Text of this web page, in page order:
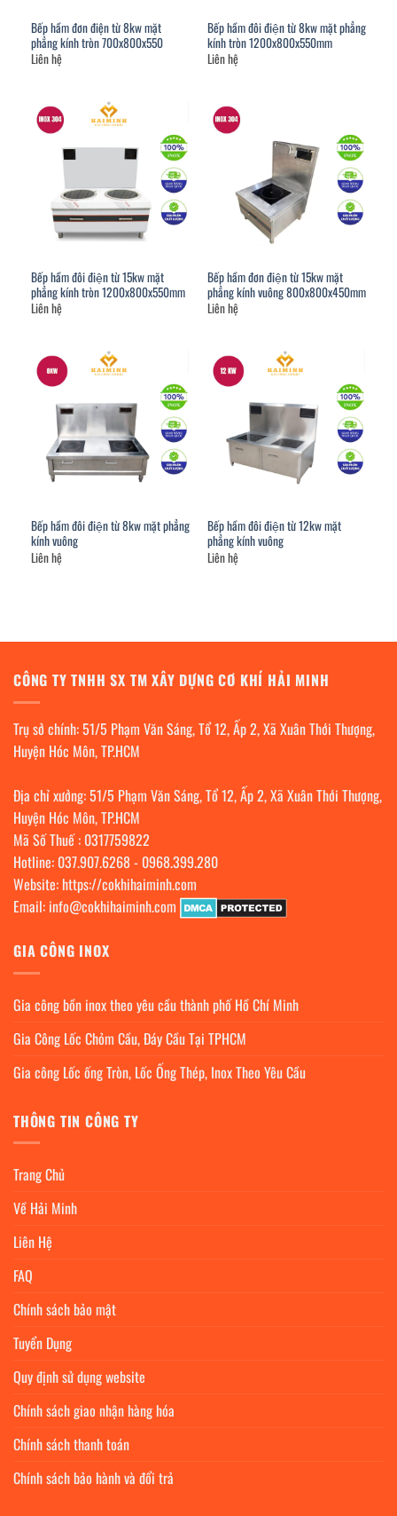
Bếp hầm đơn điện từ 8kw mặt
phẳng kính tròn 700x800x550
Liên hệ
Bếp hầm đôi điện từ 8kw mặt phẳng
kính tròn 1200x800x550mm
Liên hệ
Bếp hầm đôi điện từ 15kw mặt
phẳng kính tròn 1200x800x550mm
Liên hệ
Bếp hầm đơn điện từ 15kw mặt
phẳng kính vuông 800x800x450mm
Liên hệ
Bếp hầm đôi điện từ 8kw mặt phẳng
kính vuông
Liên hệ
Bếp hầm đôi điện từ 12kw mặt
phẳng kính vuông
Liên hệ
CÔNG TY TNHH SX TM XÂY DỰNG CƠ KHÍ HẢI MINH
Trụ sở chính: 51/5 Phạm Văn Sáng, Tổ 12, Ấp 2, Xã Xuân Thới Thượng,
Huyện Hóc Môn, TP.HCM
Địa chỉ xưởng: 51/5 Phạm Văn Sáng, Tổ 12, Ấp 2, Xã Xuân Thới Thượng,
Huyện Hóc Môn, TP.HCM
Mã Số Thuế : 0317759822
Hotline: 037.907.6268- 0968.399.280
Website: https://cokhihaiminh.com
Email: info@cokhihaiminh.com
GIA CÔNG INOX
Gia công bồn inox theo yêu cầu thành phố Hồ Chí Minh
Gia Công Lốc Chỏm Cầu, Đáy Cầu Tại TPHCM
Gia công Lốc ống Tròn, Lốc Ống Thép, Inox Theo Yêu Cầu
THÔNG TIN CÔNG TY
Trang Chủ
Về Hải Minh
Liên Hệ
FAQ
Chính sách bảo mật
Tuyển Dụng
Quy định sử dụng website
Chính sách giao nhận hàng hóa
Chính sách thanh toán
Chính sách bảo hành và đổi trả